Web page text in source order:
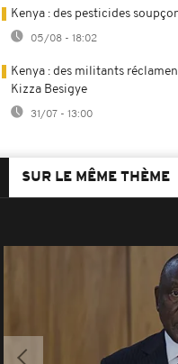
Kenya : des pesticides
05/08 - 18:02
Kenya : des militants
Kizza Besigye
31/07 - 13:00
SUR LE MÊME THÈME